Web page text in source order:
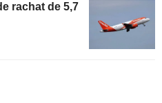
rachat de 5,7